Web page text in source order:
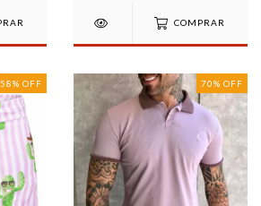
COMPRAR
58% OFF 70% OFF